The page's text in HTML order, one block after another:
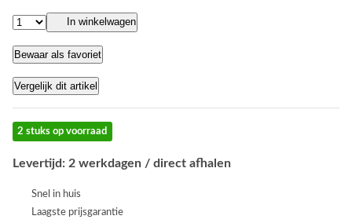
In winkelwagen
Bewaar als favoriet
Vergelijk dit artikel
2 stuks op voorraad
Levertijd: 2 werkdagen / direct afhalen
Snel in huis
Laagste prijsgarantie